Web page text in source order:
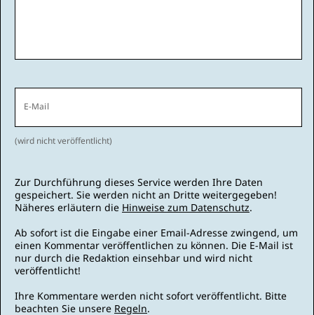
E-Mail
(wird nicht veröffentlicht)
Zur Durchführung dieses Service werden Ihre Daten
gespeichert. Sie werden nicht an Dritte weitergegeben!
Näheres erläutern die Hinweise zum Datenschutz.
Ab sofort ist die Eingabe einer Email-Adresse zwingend, um
einen Kommentar veröffentlichen zu können. Die E-Mail ist
nur durch die Redaktion einsehbar und wird nicht
veröffentlicht!
Ihre Kommentare werden nicht sofort veröffentlicht. Bitte
beachten Sie unsere Regeln.